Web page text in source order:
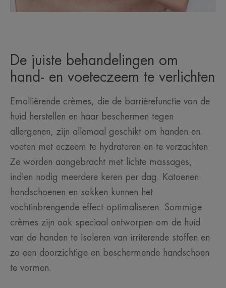
De juiste behandelingen om
hand- en voeteczeem te verlichten
Emolliërende crèmes, die de barrièrefunctie van de
huid herstellen en haar beschermen tegen
allergenen, zijn allemaal geschikt om handen en
voeten met eczeem te hydrateren en te verzachten.
Ze worden aangebracht met lichte massages,
indien nodig meerdere keren per dag. Katoenen
handschoenen en sokken kunnen het
vochtinbrengende effect optimaliseren. Sommige
crèmes zijn ook speciaal ontworpen om de huid
van de handen te isoleren van irriterende stoffen en
zo een doorzichtige en beschermende handschoen
te vormen.